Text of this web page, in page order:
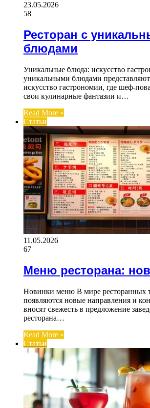
23.05.2026
58
Ресторан с
блюдами
Уникальные блюда: искусство
уникальными блюдами
искусство гастрономии, где шеф-
свои кулинарные фантазии и…
Read More »
Статьи
11.05.2026
67
Меню ресторана:
Новинки меню В мире ресторанных
появляются новые направления и
вносят свежесть в предложение
ресторана…
Read More »
Статьи